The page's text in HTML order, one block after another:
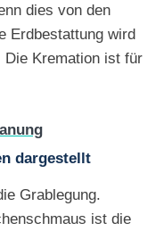
dies von den
Erdbestattung wird
Die Kremation ist für
dargestellt
Grablegung.
ist die